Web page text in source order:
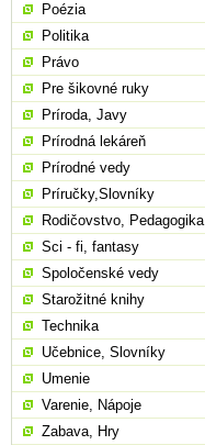
Poézia
Politika
Právo
Pre šikovné ruky
Príroda, Javy
Prírodná lekáreň
Prírodné vedy
Príručky,Slovníky
Rodičovstvo, Pedagogika
Sci - fi, fantasy
Spoločenské vedy
Starožitné knihy
Technika
Učebnice, Slovníky
Umenie
Varenie, Nápoje
Zabava, Hry